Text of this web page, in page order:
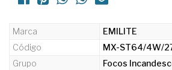
Marca
EMILITE
Código
MX-ST64/4W/
Grupo
Focos